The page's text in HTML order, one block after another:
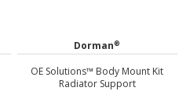
Dorman®
OE Solutions™ Body Mount Kit
Radiator Support